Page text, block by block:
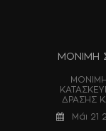
ΜΟΝΙΜΗ
ΔΡΑΣΗΣ
Μάι 21